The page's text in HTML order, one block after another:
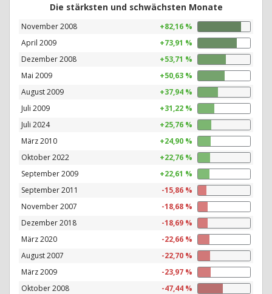
Die stärksten und schwächsten Monate
November 2008
+82,16 %
April 2009
+73,91 %
Dezember 2008
+53,71 %
Mai 2009
+50,63 %
August 2009
+37,94 %
Juli 2009
+31,22 %
Juli 2024
+25,76 %
März 2010
+24,90 %
Oktober 2022
+22,76 %
September 2009
+22,61 %
September 2011
-15,86 %
November 2007
-18,68 %
Dezember 2018
-18,69 %
März 2020
-22,66 %
August 2007
-22,70 %
März 2009
-23,97 %
Oktober 2008
-47,44 %